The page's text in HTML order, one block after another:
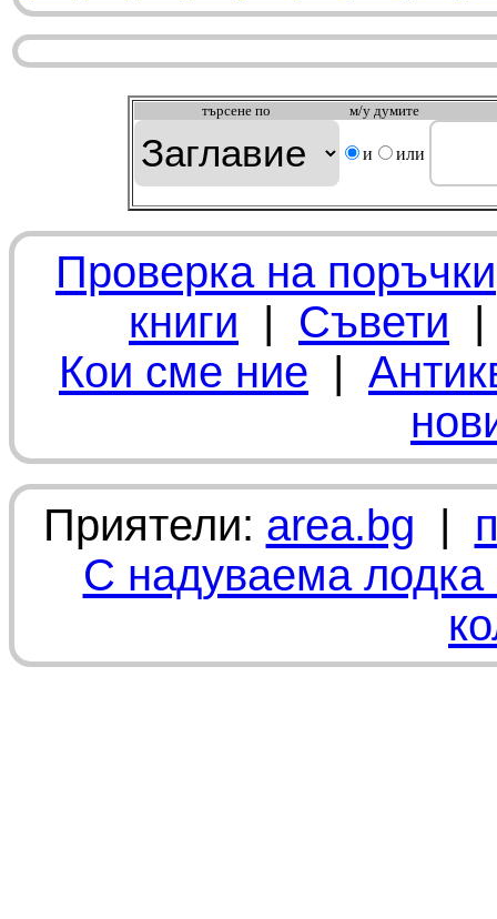
търсeне по м/у думите
и или
Проверка на поръчки
книги | Съвети
Кои сме ние |
Приятели: area.bg |
С надуваема лодка